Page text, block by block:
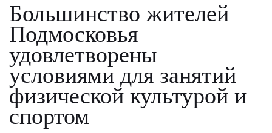
Большинство жителей
Подмосковья
удовлетворены
условиями для занятий
физической культурой и
спортом